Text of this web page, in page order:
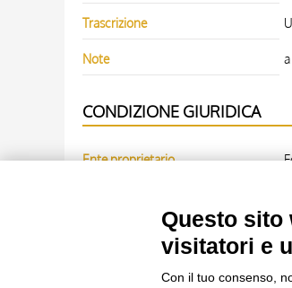
Trascrizione
Note
CONDIZIONE GIURIDICA
Ente proprietario
OPERA RIPRODOTTA
Questo sito
visitatori e
Con il tuo consenso,